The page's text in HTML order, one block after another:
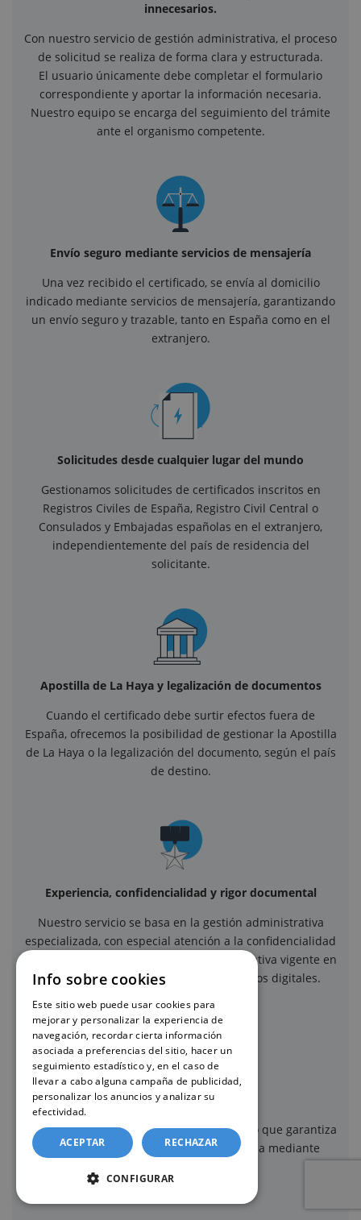
innecesarios.
Con nuestro servicio de gestión administrativa, el proceso
de solicitud se realiza de forma clara y estructurada.
El usuario únicamente debe completar el formulario
correspondiente y aportar la información necesaria.
Nuestro equipo se encarga del seguimiento del trámite
ante el organismo competente.
Envío seguro mediante servicios de mensajería
Una vez recibido el certificado, se envía al domicilio
indicado mediante servicios de mensajería, garantizando
un envío seguro y trazable, tanto en España como en el
extranjero.
Solicitudes desde cualquier lugar del mundo
Gestionamos solicitudes de certificados inscritos en
Registros Civiles de España, Registro Civil Central o
Consulados y Embajadas españolas en el extranjero,
independientemente del país de residencia del
solicitante.
Apostilla de La Haya y legalización de documentos
Cuando el certificado debe surtir efectos fuera de
España, ofrecemos la posibilidad de gestionar la Apostilla
de La Haya o la legalización del documento, según el país
de destino.
Experiencia, confidencialidad y rigor documental
Nuestro servicio se basa en la gestión administrativa
especializada, con especial atención a la confidencialidad
de los datos y al cumplimiento de la normativa vigente en
materia de protección de datos y servicios digitales.
Plataforma segura
Este sitio web dispone de certificado SSL, lo que garantiza
que la información transmitida se realiza mediante
Info sobre cookies
Este sitio web puede usar cookies para
mejorar y personalizar la experiencia de
navegación, recordar cierta información
asociada a preferencias del sitio, hacer un
seguimiento estadístico y, en el caso de
llevar a cabo alguna campaña de publicidad,
personalizar los anuncios y analizar su
efectividad.
ACEPTAR RECHAZAR
CONFIGURAR